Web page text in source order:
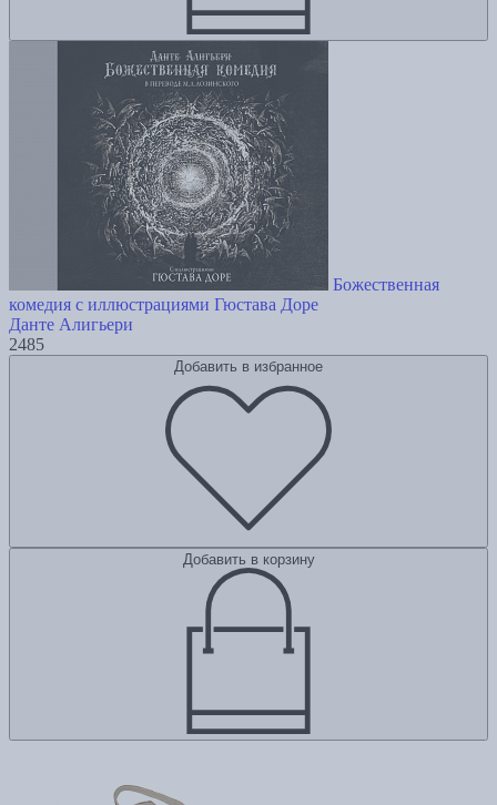
Божественная
комедия с иллюстрациями Гюстава Доре
Данте Алигьери
2485
Добавить в избранное
Добавить в корзину